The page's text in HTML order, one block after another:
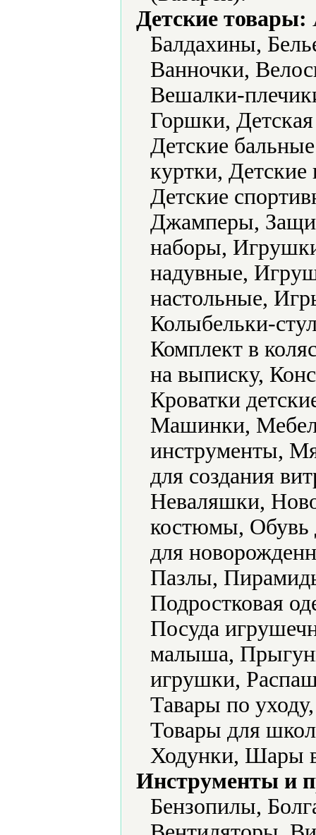
Детские товары:
Балдахины,
Ванночки,
Вешалки-
Горшки,
Детские
куртки, Детские
Детские
Джамперы,
наборы,
надувные,
настольные,
Колыбельки-
Комплект в
на выписку,
Кроватки
Машинки,
инструменты,
для создания
Неваляшки,
костюмы, Обувь
для
Пазлы,
Подростковая
Посуда
малыша,
игрушки,
Тавары по
Товары для
Ходунки, Шары
Инструменты и
Бензопилы,